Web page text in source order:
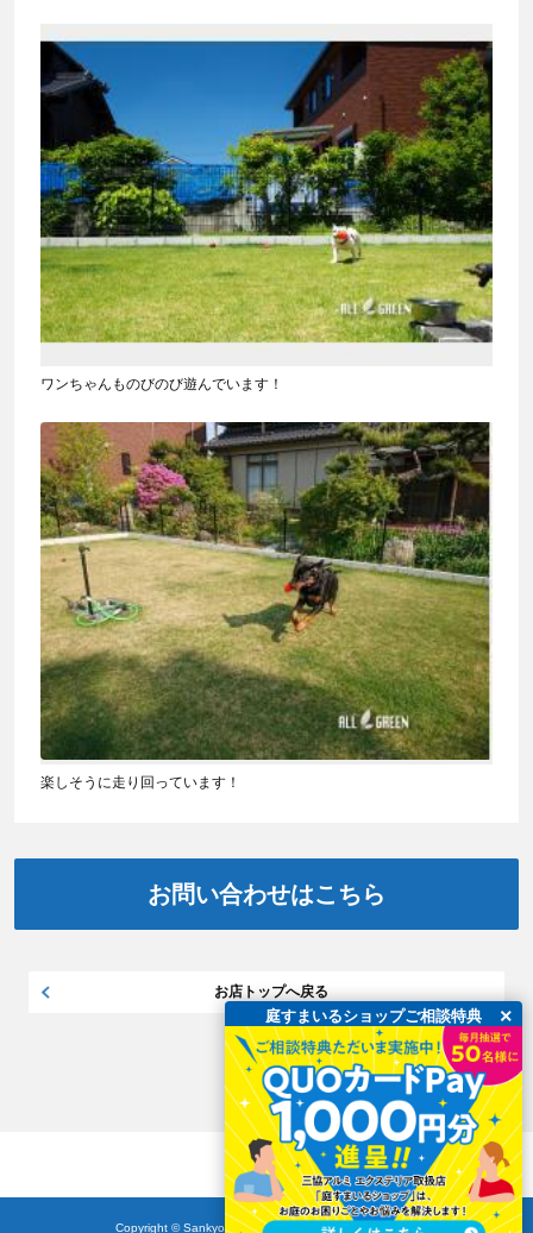
ワンちゃんものびのび遊んでいます！
楽しそうに走り回っています！
お問い合わせはこちら
お店トップへ戻る
Copyright © Sankyo Tateyama,lnc. All Rights Reserved.
×
庭すまいるショップご相談特典